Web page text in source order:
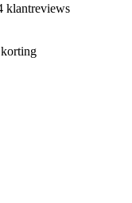
klantreviews